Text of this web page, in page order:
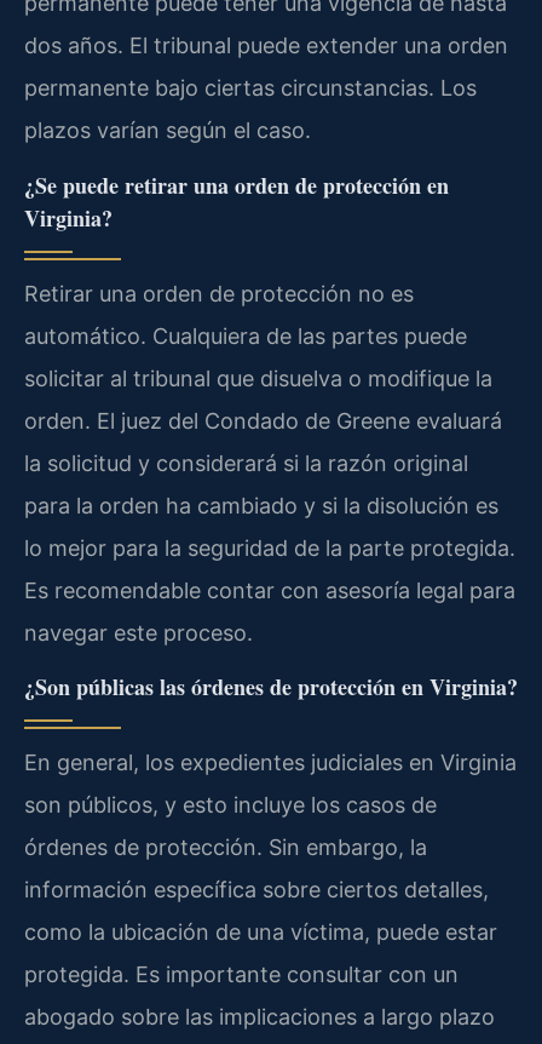
dos años. El tribunal puede extender una orden
permanente bajo ciertas circunstancias. Los
plazos varían según el caso.
¿Se puede retirar una orden de protección en
Virginia?
Retirar una orden de protección no es
automático. Cualquiera de las partes puede
solicitar al tribunal que disuelva o modifique la
orden. El juez del Condado de Greene evaluará
la solicitud y considerará si la razón original
para la orden ha cambiado y si la disolución es
lo mejor para la seguridad de la parte protegida.
Es recomendable contar con asesoría legal para
navegar este proceso.
¿Son públicas las órdenes de protección en Virginia?
En general, los expedientes judiciales en Virginia
son públicos, y esto incluye los casos de
órdenes de protección. Sin embargo, la
información específica sobre ciertos detalles,
como la ubicación de una víctima, puede estar
protegida. Es importante consultar con un
abogado sobre las implicaciones a largo plazo